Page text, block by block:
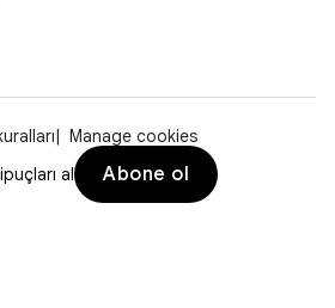
Manage cookies
al
Abone ol